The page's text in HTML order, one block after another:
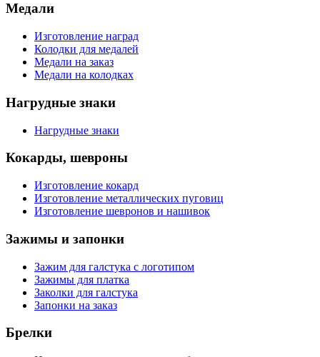
Медали
Изготовление наград
Колодки для медалей
Медали на заказ
Медали на колодках
Нагрудные знаки
Нагрудные знаки
Кокарды, шевроны
Изготовление кокард
Изготовление металлических пуговиц
Изготовление шевронов и нашивок
Зажимы и запонки
Зажим для галстука с логотипом
Зажимы для платка
Заколки для галстука
Запонки на заказ
Брелки